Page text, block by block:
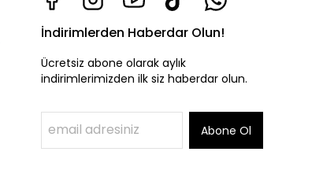
İndirimlerden Haberdar Olun!
Ücretsiz abone olarak aylık
indirimlerimizden ilk siz haberdar olun.
Abone Ol